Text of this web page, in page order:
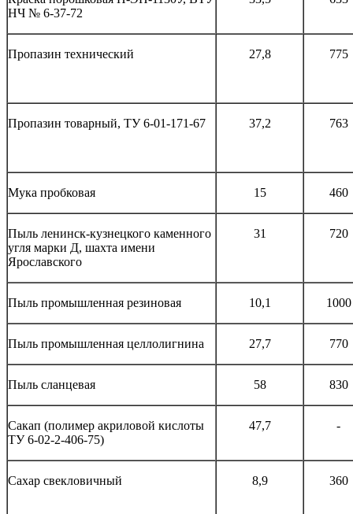
НЧ № 6-37-72
Пропазин технический 27,8 775
Пропазин товарный, ТУ 6-01-171-67 37,2 763
Мука пробковая 15 460
Пыль ленинск-кузнецкого каменного
угля марки Д, шахта имени
Ярославского
31 720
Пыль промышленная резиновая 10,1 1000
Пыль промышленная целлолигнина 27,7 770
Пыль сланцевая 58 830
Сакап (полимер акриловой кислоты
ТУ 6-02-2-406-75)
47,7 -
Сахар свекловичный 8,9 360